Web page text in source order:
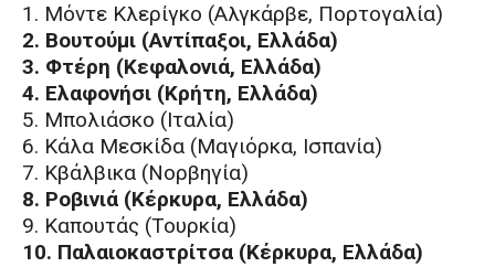
1. Μόντε Κλερίγκο (Αλγκάρβε, Πορτογαλία)
2. Βουτούμι (Αντίπαξοι, Ελλάδα)
3. Φτέρη (Κεφαλονιά, Ελλάδα)
4. Ελαφονήσι (Κρήτη, Ελλάδα)
5. Μπολιάσκο (Ιταλία)
6. Κάλα Μεσκίδα (Μαγιόρκα, Ισπανία)
7. Κβάλβικα (Νορβηγία)
8. Ροβινιά (Κέρκυρα, Ελλάδα)
9. Καπουτάς (Τουρκία)
10. Παλαιοκαστρίτσα (Κέρκυρα, Ελλάδα)